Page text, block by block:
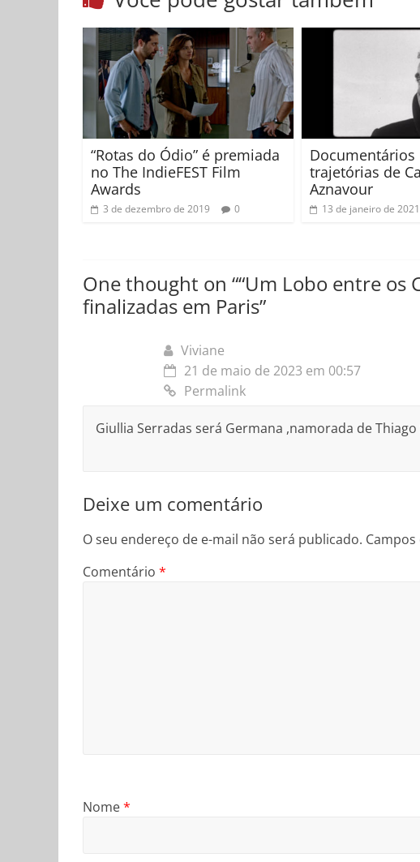
“Rotas do Ódio” é premiada
no The IndieFEST Film
Awards
3 de dezembro de 2019 0
Documentários
trajetórias de
Aznavour
13 de janeiro de 2021
One thought on ““Um Lobo entre os
finalizadas em Paris”
Viviane
21 de maio de 2023 em 00:57
Permalink
Giullia Serradas será Germana ,namorada de
Deixe um comentário
O seu endereço de e-mail não será publicado.
Comentário *
Nome*